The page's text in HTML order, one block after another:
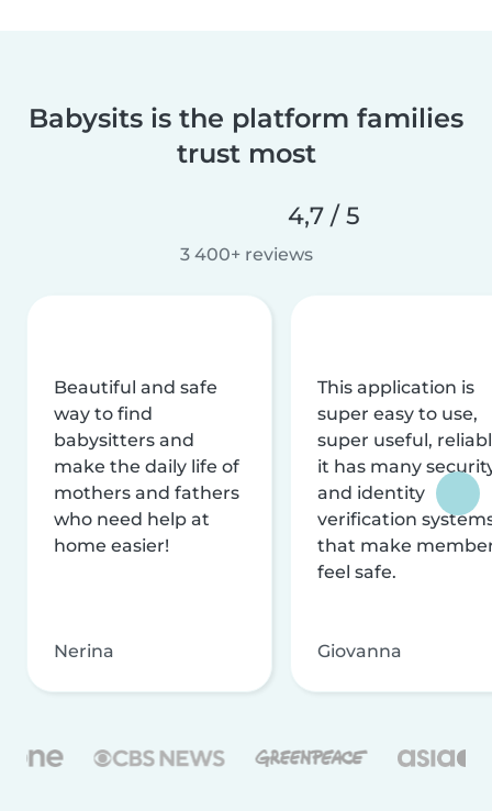
Babysits is the platform families
trust most
4,7 / 5
3 400+ reviews
Beautiful and safe
way to find
babysitters and
make the daily life of
mothers and fathers
who need help at
home easier!
Nerina
This application is
super easy to use,
super useful,
it has many
and identity
verification
that make
feel safe.
Giovanna